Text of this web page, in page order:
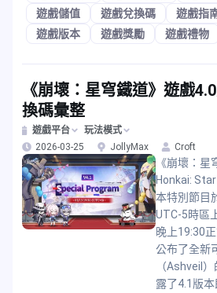
遊戲儲值
遊戲兌換碼 遊戲指
遊戲版本
遊戲獎勵 遊戲禮物
《崩壞：星穹鐵道》遊戲
換碼彙整
遊戲平台
玩法模式
2026-03-25
JollyMax Croft
《崩壞：星
Honkai:
本特別節目
UTC-5時區
晚上19:30
公布了全新
（Ashveil
露了4.1版